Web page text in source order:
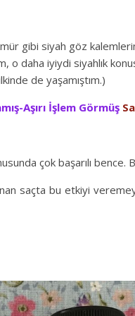
gibi siyah göz
o daha iyiydi siyahlık
de yaşamıştım.)
Aşırı İşlem Görmüş
çok başarılı bence.
saçta bu etkiyi